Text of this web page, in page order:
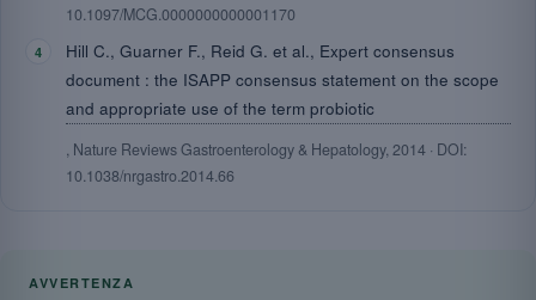
10.1097/MCG.0000000000001170
Hill C., Guarner F., Reid G. et al., Expert consensus
document : the ISAPP consensus statement on the scope
and appropriate use of the term probiotic
, Nature Reviews Gastroenterology & Hepatology, 2014 · DOI:
10.1038/nrgastro.2014.66
AVVERTENZA